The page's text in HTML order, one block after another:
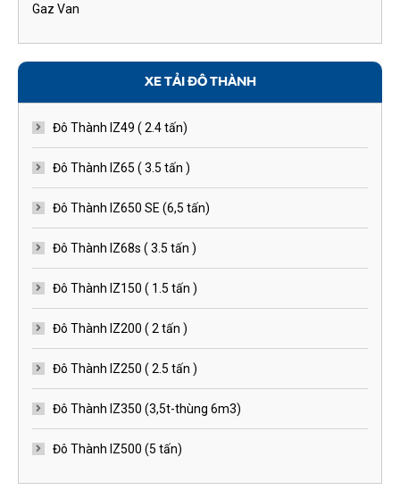
Gaz Van
XE TẢI ĐÔ THÀNH
Đô Thành IZ49 ( 2.4 tấn)
Đô Thành IZ65 ( 3.5 tấn )
Đô Thành IZ650 SE (6,5 tấn)
Đô Thành IZ68s ( 3.5 tấn )
Đô Thành IZ150 ( 1.5 tấn )
Đô Thành IZ200 ( 2 tấn )
Đô Thành IZ250 ( 2.5 tấn )
Đô Thành IZ350 (3,5t-thùng 6m3)
Đô Thành IZ500 (5 tấn)